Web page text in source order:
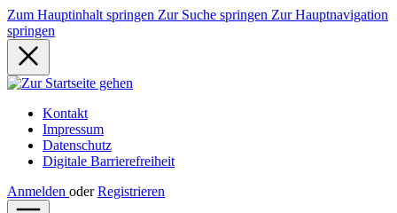
Zum Hauptinhalt springen Zur Suche springen Zur Hauptnavigation
springen
Kontakt
Impressum
Datenschutz
Digitale Barrierefreiheit
Anmelden oder Registrieren